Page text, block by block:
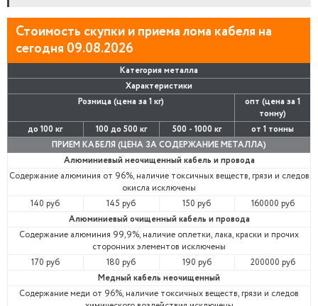
Стоимость скупки и приема лома кабеля на
сегодня 09.08.2026
Категория металла
Характеристики
Розница (цена за 1 кг)
опт (цена за 1
тонну)
до 100 кг
100 до 500 кг 500 - 1000 кг
от 1 тонны
ПРИЕМ КАБЕЛЯ (ЦЕНА ЗА СОДЕРЖАНИЕ МЕТАЛЛА)
Алюминиевый неочищенный кабель и провода
Содержание алюминия от 96%, наличие токсичных веществ, грязи и следов
окисла исключены
140 руб
145 руб 150 руб
160000 руб
Алюминиевый очищенный кабель и провода
Содержание алюминия 99,9%, наличие оплетки, лака, краски и прочих
сторонних элементов исключены
170 руб
180 руб 190 руб
200000 руб
Медный кабель неочищенный
Содержание меди от 96%, наличие токсичных веществ, грязи и следов